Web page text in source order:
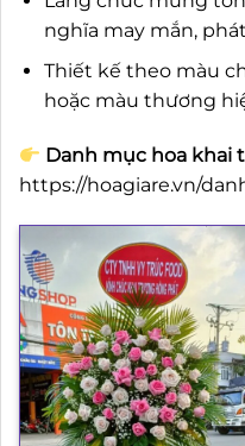
nghĩa may mắn,
Thiết kế theo màu
hoặc màu thương
Danh mục hoa khai
https://hoagiare.vn/